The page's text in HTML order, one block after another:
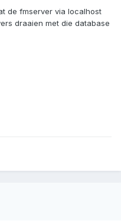
de fmserver via localhost
draaien met die database